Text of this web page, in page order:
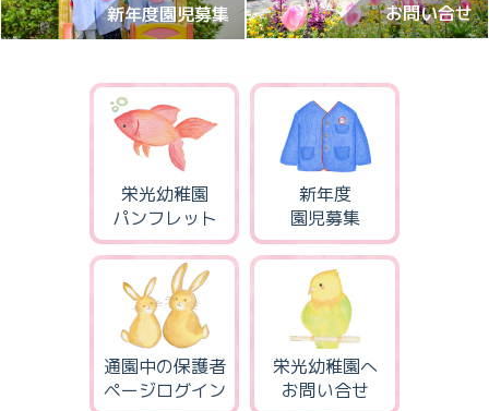
新年度園児募集 お問い合せ
栄光幼稚園
パンフレット
新年度
園児募集
通園中の保護者
ページログイン
栄光幼稚園へ
お問い合せ